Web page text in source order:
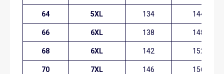
64 5XL 134 144
66 6XL 138 148
68 6XL 142 152
70 7XL 146 156